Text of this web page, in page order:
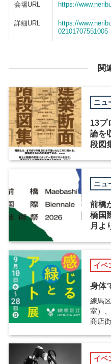
会場URL https://
詳細URL
https://
02101707551005
関
ニュ
13プ
論を
段図
ニュ
前橋
橋国
月よ
イベ
身体
練馬
室）
商店街
イベ